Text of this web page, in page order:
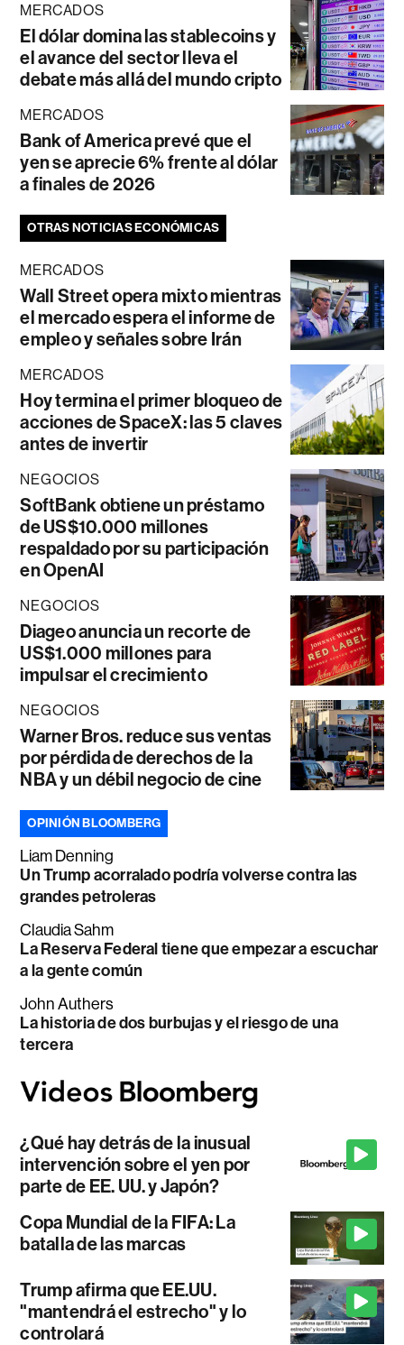
MERCADOS
El dólar domina las stablecoins y
el avance del sector lleva el
debate más allá del mundo cripto
MERCADOS
Bank of America prevé que el
yen se aprecie 6% frente al dólar
a finales de 2026
OTRAS NOTICIAS ECONÓMICAS
MERCADOS
Wall Street opera mixto mientras
el mercado espera el informe de
empleo y señales sobre Irán
MERCADOS
Hoy termina el primer bloqueo de
acciones de SpaceX: las 5 claves
antes de invertir
NEGOCIOS
SoftBank obtiene un préstamo
de US$10.000 millones
respaldado por su participación
en OpenAI
NEGOCIOS
Diageo anuncia un recorte de
US$1.000 millones para
impulsar el crecimiento
NEGOCIOS
Warner Bros. reduce sus ventas
por pérdida de derechos de la
NBA y un débil negocio de cine
OPINIÓN BLOOMBERG
Liam Denning
Un Trump acorralado podría volverse contra las
grandes petroleras
Claudia Sahm
La Reserva Federal tiene que empezar a escuchar
a la gente común
John Authers
La historia de dos burbujas y el riesgo de una
tercera
¿Qué hay detrás de la inusual
intervención sobre el yen por
parte de EE. UU. y Japón?
Copa Mundial de la FIFA: La
batalla de las marcas
Trump afirma que EE.UU.
"mantendrá el estrecho" y lo
controlará